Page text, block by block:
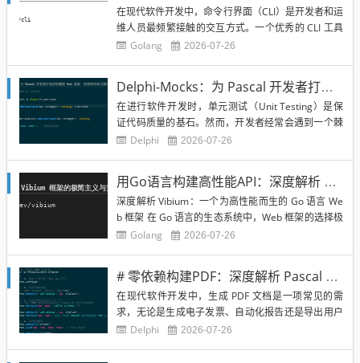
在现代软件开发中，命令行界面（CLI）是开发者和运
维人员最频繁接触的交互方式。一个优秀的 CLI 工具
不仅需要功能强大，更需要具备清晰的参数解析、优
简化 CLI 应用的构建流程，让开发者将...
Golang 2026-07-26
Delphi-Mocks：为 Pascal 开发者打造的轻量级 Mock 框架，彻底终结单元测试中的依赖噩梦
在进行软件开发时，单元测试（Unit Testing）是保
证代码质量的基石。然而，开发者经常会遇到一个棘
手的问题：如何测试一个依赖于复杂外部系统的类？
动，你显然不能在每次运行测试时都去连接真实的数
据库...
Delphi 2026-07-26
用Go语言构建高性能API：深度解析 Vibium 框架的极简主义与实战指南
深度解析 Vibium：一个为高性能而生的 Go 语言 We
b 框架 在 Go 语言的生态系统中，Web 框架的选择极
其丰富。从追求极致性能的 Gin，到功能完备的 Ech
同时，提供足够强大...
Golang 2026-07-26
# 零依赖构建PDF：深度解析 Pascal SynPDF 库及其高效应用
在现代软件开发中，生成 PDF 文档是一项常见的需
求，无论是生成电子发票、自动化报告还是导出用户
手册。然而，许多 PDF 库依赖于庞大的第三方框架或
Delphi 2026-07-26